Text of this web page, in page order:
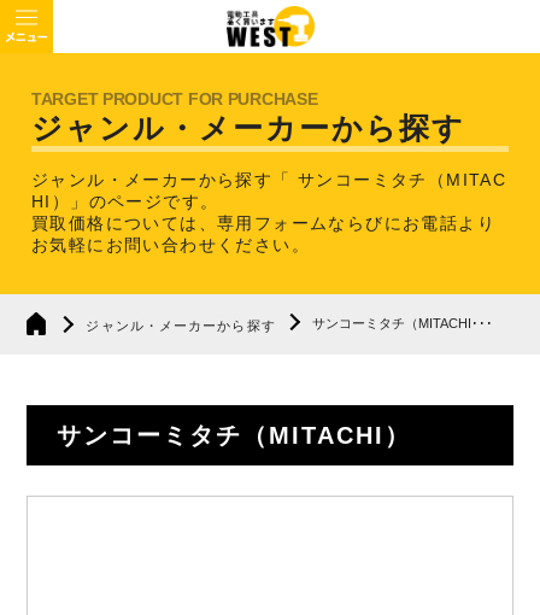
ジャンル・メーカーから探す
ジャンル・メーカーから探す「 サンコーミタチ（MITAC
HI）」のページです。
買取価格については、専用フォームならびにお電話より
お気軽にお問い合わせください。
ジャンル・メーカーから探す サンコーミタチ（MITACHI･･･
サンコーミタチ（MITACHI）